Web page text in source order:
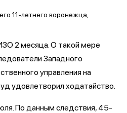
2 месяца. О такой мере
Западного
управления на
удовлетворил ходатайство.
По данным следствия, 45-